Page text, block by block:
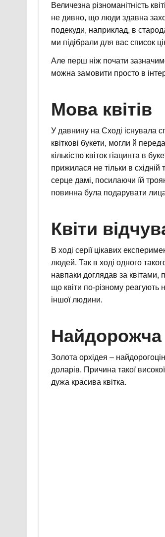
Величезна різноманітність
не дивно, що люди здавна
подекуди, наприклад, в
ми підібрали для вас список
Але перш ніж почати
можна замовити просто в
Мова квітів
У давнину на Сході існувала
квіткові букети, могли й
кількістю квіток гіацинта в
прижилася не тільки в східній
серце дамі, посилаючи їй
повинна була подарувати
Квіти
В ході серії цікавих
людей. Так в ході одного
навпаки доглядав за квітами,
що квіти по-різному реагують
іншої людини.
Найдорожча
Золота орхідея –
доларів. Причина такої
дужа красива квітка.